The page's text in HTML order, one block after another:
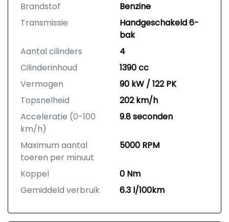
Brandstof
Benzine
Transmissie
Handgeschakeld 6-
bak
Aantal cilinders
4
Cilinderinhoud
1390 cc
Vermogen
90 kW / 122 PK
Topsnelheid
202 km/h
Acceleratie (0-100
km/h)
9.8 seconden
Maximum aantal
toeren per minuut
5000 RPM
Koppel
0 Nm
Gemiddeld verbruik
6.3 l/100km